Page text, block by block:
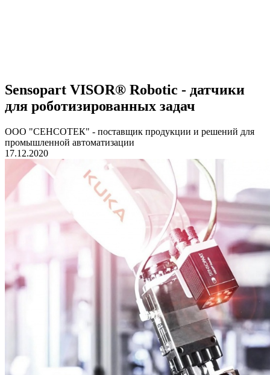
Sensopart VISOR® Robotic - датчики
для роботизированных задач
ООО "СЕНСОТЕК" - поставщик продукции и решений для
промышленной автоматизации
17.12.2020